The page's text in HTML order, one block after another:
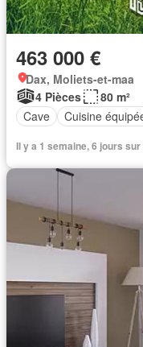
463 000 €
Dax, Moliets-et-maa
4 Pièces
80 m²
Cave
Cuisine
Il y a 1 semaine, 6 jours